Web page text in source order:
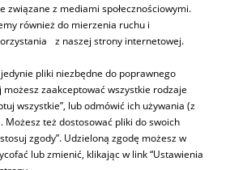
Informacje
związane z mediami społecznościowymi.
również do mierzenia ruchu i
z naszej strony internetowej.
pliki niezbędne do poprawnego
możesz zaakceptować wszystkie rodzaje
wszystkie”, lub odmówić ich używania (z
Możesz też dostosować pliki do swoich
zgody”. Udzieloną zgodę możesz w
lub zmienić, klikając w link “Ustawienia